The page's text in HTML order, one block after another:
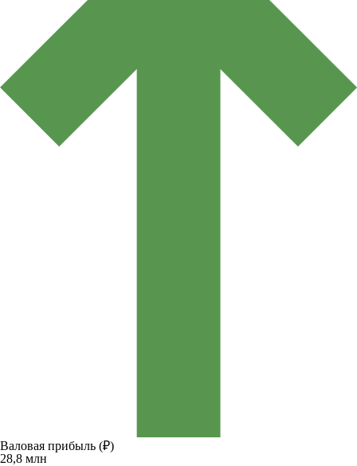
Валовая прибыль (₽)
28,8 млн